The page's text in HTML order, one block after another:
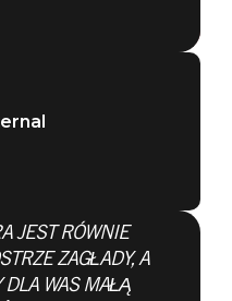
JEST RÓWNIE
ZAGŁADY, A
DLA WAS MAŁĄ